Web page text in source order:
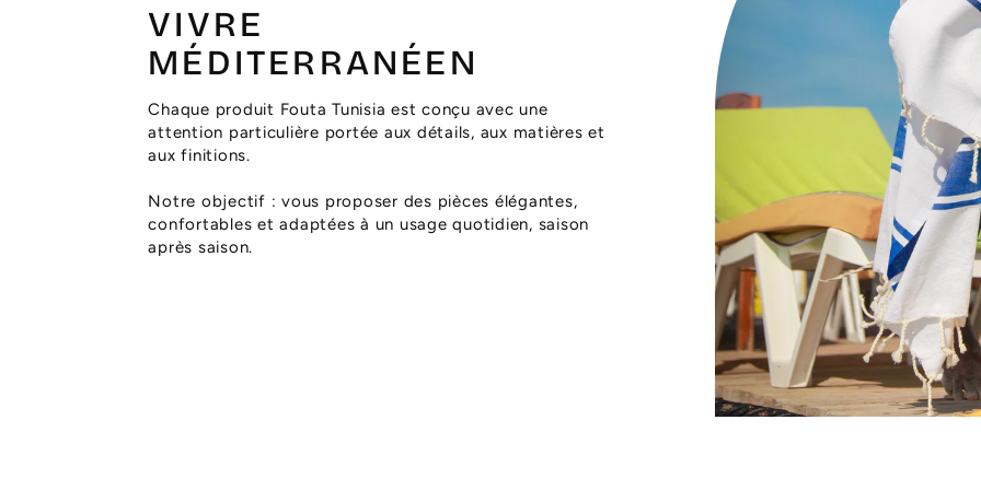
VIVRE
MÉDITERRANÉEN
Chaque produit Fouta Tunisia est conçu avec une
attention particulière portée aux détails, aux matières et
aux finitions.
Notre objectif : vous proposer des pièces élégantes,
confortables et adaptées à un usage quotidien, saison
après saison.